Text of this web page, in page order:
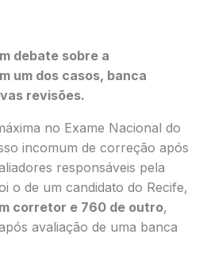
debate sobre a
um dos casos, banca
revisões.
no Exame Nacional do
incomum de correção após
responsáveis pela
o de um candidato do Recife,
corretor e 760 de outro,
avaliação de uma banca